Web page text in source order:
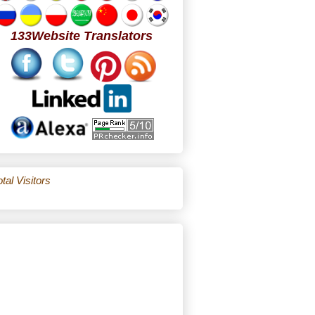
133Website Translators
Visitors